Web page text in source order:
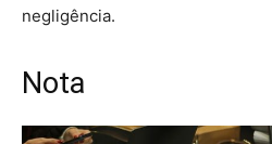
negligência.
Nota